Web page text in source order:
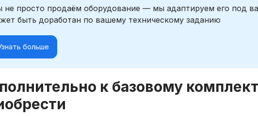
не просто продаём оборудование — мы адаптируем его под
быть доработан по вашему техническому заданию
больше
к базовому